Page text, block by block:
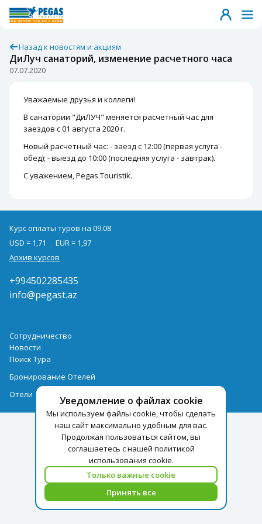
Назад к новостям и акциям
ДиЛуч санаторий, изменение расчетного часа
07.07.2020
Уважаемые друзья и коллеги!
В санатории "ДиЛУЧ" меняется расчетный час для
заездов с 01 августа 2020 г.
Новый расчетный час: - заезд с 12:00 (первая услуга -
обед); - выезд до 10:00 (последняя услуга - завтрак).
С уважением, Pegas Touristik.
Уведомление о файлах cookie
Мы используем файлы cookie, чтобы сделать
наш сайт максимально удобным для вас.
Продолжая пользоваться сайтом, вы
соглашаетесь с нашей политикой
использования cookie.
Только важные cookie
Принять все
Курс оплаты туров на 09.08
USD = 1,71
EUR = 1,97
Архив курсов
+994502285435
info@pegast.az
Сотрудничество
Новости
Поиск Тура
Бронирование Отелей
Отели